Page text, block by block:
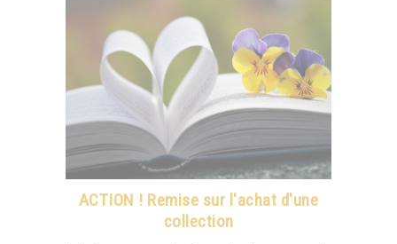
ACTION ! Remise sur l'achat d'une
collection